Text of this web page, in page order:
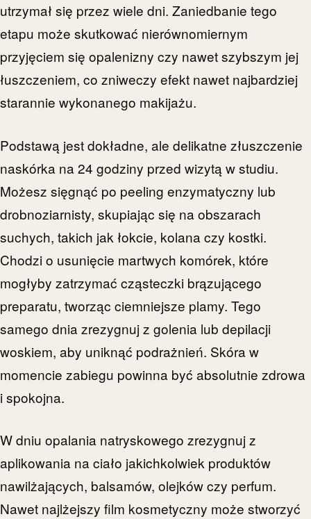
utrzymał się przez wiele dni. Zaniedbanie tego
etapu może skutkować nierównomiernym
przyjęciem się opalenizny czy nawet szybszym jej
łuszczeniem, co zniweczy efekt nawet najbardziej
starannie wykonanego makijażu.
Podstawą jest dokładne, ale delikatne złuszczenie
naskórka na 24 godziny przed wizytą w studiu.
Możesz sięgnąć po peeling enzymatyczny lub
drobnoziarnisty, skupiając się na obszarach
suchych, takich jak łokcie, kolana czy kostki.
Chodzi o usunięcie martwych komórek, które
mogłyby zatrzymać cząsteczki brązującego
preparatu, tworząc ciemniejsze plamy. Tego
samego dnia zrezygnuj z golenia lub depilacji
woskiem, aby uniknąć podrażnień. Skóra w
momencie zabiegu powinna być absolutnie zdrowa
i spokojna.
W dniu opalania natryskowego zrezygnuj z
aplikowania na ciało jakichkolwiek produktów
nawilżających, balsamów, olejków czy perfum.
Nawet najlżejszy film kosmetyczny może stworzyć